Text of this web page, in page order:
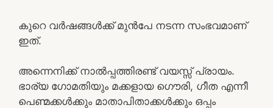
കുറെ വര്‍ഷങ്ങള്‍ക്ക് മുന്‍പേ നടന്ന സംഭവമാണ്
ഇത്.
അന്നെനിക്ക് നാല്‍പ്പത്തിരണ്ട് വയസ്സ് പ്രായം.
ഭാര്യ ഗോമതിയും മക്കളായ ഗൌരി, ഗീത എന്നീ
പെണ്മക്കള്‍ക്കും മാതാപിതാക്കള്‍ക്കും ഒപ്പം